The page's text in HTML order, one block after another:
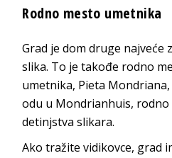
Rodno mesto umetnika
Grad je dom druge najveće
slika. To je takođe rodno
umetnika, Pieta
odu u Mondrianhuis, rodno
detinjstva slikara.
Ako tražite vidikovce, grad